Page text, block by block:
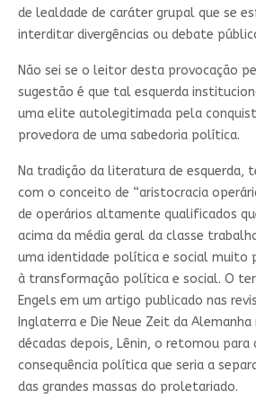
de lealdade de caráter grupal que se
interditar divergências ou debate
Não sei se o leitor desta provocação
sugestão é que tal esquerda
uma elite autolegitimada pela
provedora de uma sabedoria política.
Na tradição da literatura de esquerda,
com o conceito de “aristocracia
de operários altamente qualificados
acima da média geral da classe
uma identidade política e social muito
à transformação política e social. O
Engels em um artigo publicado nas
Inglaterra e Die Neue Zeit da Alemanha
décadas depois, Lênin, o retomou para
consequência política que seria a
das grandes massas do proletariado.